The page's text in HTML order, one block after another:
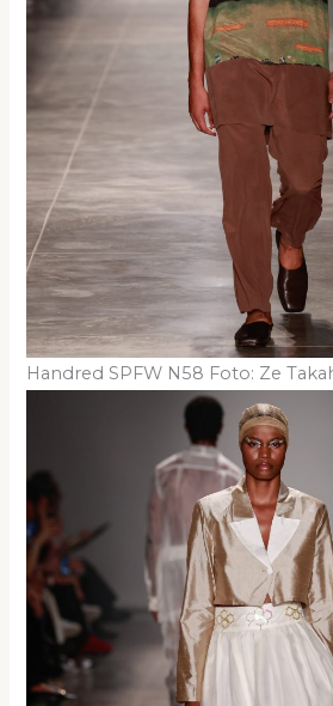
Handred SPFW N58 Foto: Ze